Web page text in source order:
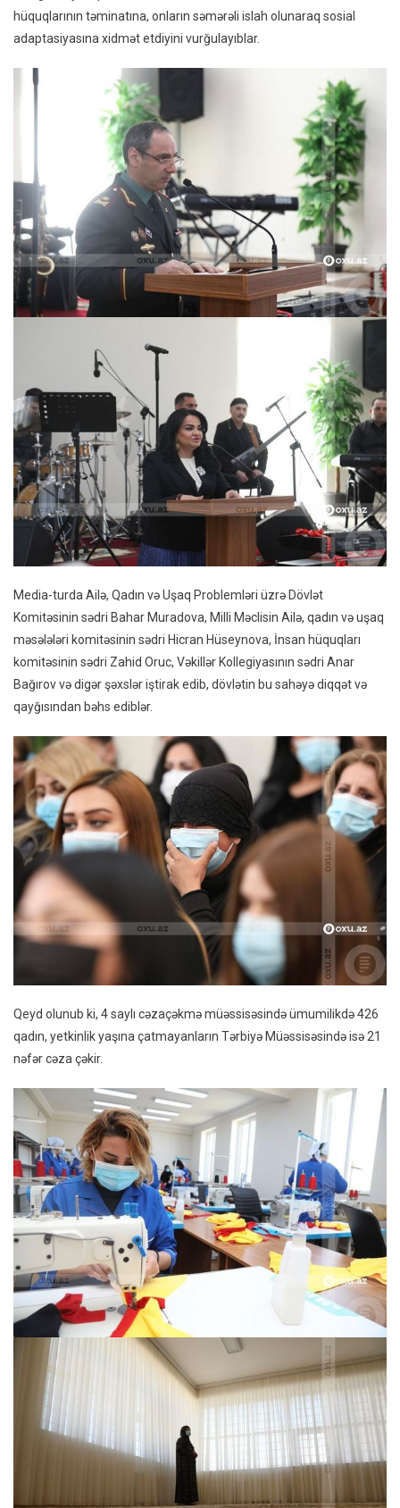
hüquqlarının təminatına, onların səmərəli islah olunaraq sosial
adaptasiyasına xidmət etdiyini vurğulayıblar.
Media-turda Ailə, Qadın və Uşaq Problemləri üzrə Dövlət
Komitəsinin sədri Bahar Muradova, Milli Məclisin Ailə, qadın və uşaq
məsələləri komitəsinin sədri Hicran Hüseynova, İnsan hüquqları
komitəsinin sədri Zahid Oruc, Vəkillər Kollegiyasının sədri Anar
Bağırov və digər şəxslər iştirak edib, dövlətin bu sahəyə diqqət və
qayğısından bəhs ediblər.
Qeyd olunub ki, 4 saylı cəzaçəkmə müəssisəsində ümumilikdə 426
qadın, yetkinlik yaşına çatmayanların Tərbiyə Müəssisəsində isə 21
nəfər cəza çəkir.